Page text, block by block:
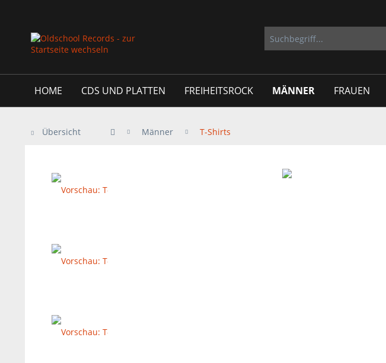
HOME CDS UND PLATTEN FREIHEITSROCK MÄNNER FRAUEN
Übersicht Männer T-Shirts